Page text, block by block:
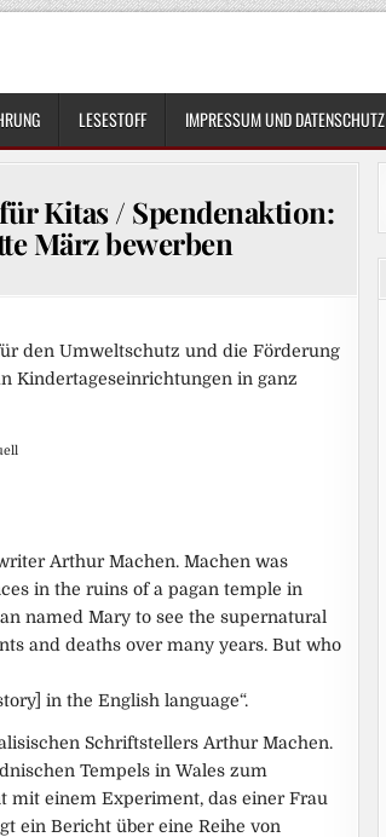
LESESTOFF IMPRESSUM UND DATENSCHUTZ
Kitas / Spendenaktion:
März bewerben
den Umweltschutz und die Förderung
Kindertageseinrichtungen in ganz
Arthur Machen. Machen was
in the ruins of a pagan temple in
named Mary to see the supernatural
and deaths over many years. But who
in the English language“.
Schriftstellers Arthur Machen.
Tempels in Wales zum
mit einem Experiment, das einer Frau
ein Bericht über eine Reihe von